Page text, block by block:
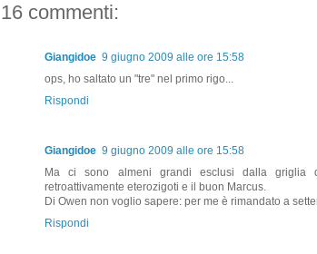
16 commenti:
Giangidoe 9 giugno 2009 alle ore 15:58
ops, ho saltato un "tre" nel primo rigo...
Rispondi
Giangidoe 9 giugno 2009 alle ore 15:58
Ma ci sono almeni grandi esclusi dalla griglia
retroattivamente eterozigoti e il buon Marcus.
Di Owen non voglio sapere: per me è rimandato a
Rispondi